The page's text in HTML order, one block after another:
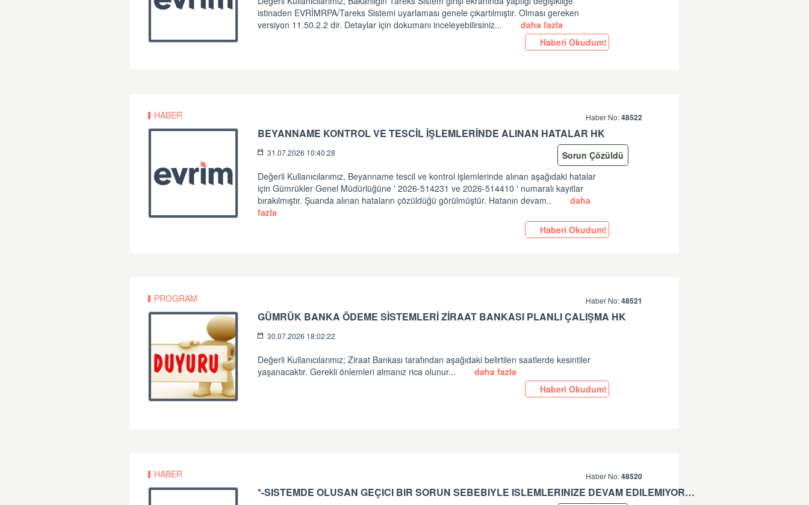
istinaden EVRİMRPA/Tareks Sistemi uyarlaması genele çıkartılmıştır. Olması gereken
versiyon 11.50.2.2 dir. Detaylar için dokumanı inceleyebilirsiniz...
daha fazla
Haberi Okudum!
HABER Haber No:48522
BEYANNAME KONTROL VE TESCİL İŞLEMLERİNDE ALINAN HATALAR HK
31.07.2026 10:40:28
Sorun Çözüldü
Değerli Kullanıcılarımız, Beyanname tescil ve kontrol işlemlerinde alınan aşağıdaki hatalar
için Gümrükler Genel Müdürlüğüne ' 2026-514231 ve 2026-514410 ' numaralı kayıtlar
bırakılmıştır. Şuanda alınan hataların çözüldüğü görülmüştür. Hatanın devam..
daha
fazla
Haberi Okudum!
PROGRAM Haber No:48521
GÜMRÜK BANKA ÖDEME SİSTEMLERİ ZİRAAT BANKASI PLANLI ÇALIŞMA HK
30.07.2026 18:02:22
Değerli Kullanıcılarımız; Ziraat Bankası tarafından aşağıdaki belirtilen saatlerde kesintiler
yaşanacaktır. Gerekli önlemleri almanız rica olunur...
daha fazla
Haberi Okudum!
HABER Haber No:48520
*-SISTEMDE OLUSAN GEÇICI BIR SORUN SEBEBIYLE ISLEMLERINIZE DEVAM EDILEMIYOR. LÜTFEN TEKRAR DENEYINIZ. SORUNUNUZUN DEVAM ETMESI DURUMUNDA LÜTFEN ÇAGRI MERKEZIMIZE ÇAGRI BIRAKINIZ. +90 312 444 84 82 '' HATASI HK